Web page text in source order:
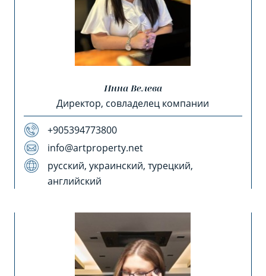
Инна Велева
Директор, совладелец компании
+905394773800
info@artproperty.net
русский, украинский, турецкий,
английский